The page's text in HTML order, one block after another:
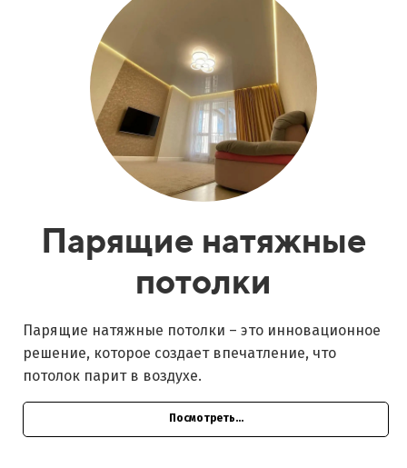
Парящие натяжные
потолки
Парящие натяжные потолки – это инновационное
решение, которое создает впечатление, что
потолок парит в воздухе.
Посмотреть...